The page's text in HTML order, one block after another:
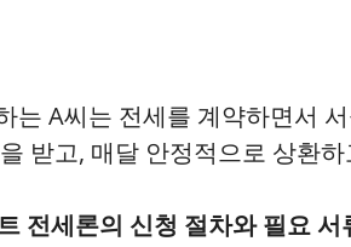
는 A씨는 전세를 계약하면서
받고, 매달 안정적으로 상환
전세론의 신청 절차와 필요